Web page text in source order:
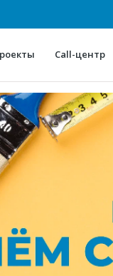
Call-центр
О проекте
Конкурентные
Горячие
Глоссарий